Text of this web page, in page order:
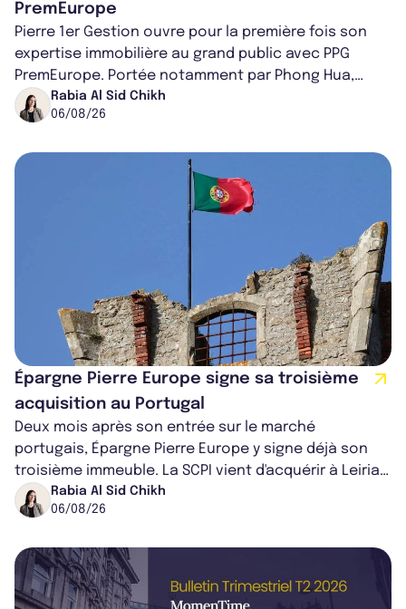
PremEurope
Pierre 1er Gestion ouvre pour la première fois son
expertise immobilière au grand public avec PPG
PremEurope. Portée notamment par Phong Hua,
ancien directeur des investissements d...
Rabia Al Sid Chikh
06/08/26
Épargne Pierre Europe signe sa troisième
acquisition au Portugal
Deux mois après son entrée sur le marché
portugais, Épargne Pierre Europe y signe déjà son
troisième immeuble. La SCPI vient d'acquérir à Leiria,
dans le centre du pays, un établis...
Rabia Al Sid Chikh
06/08/26